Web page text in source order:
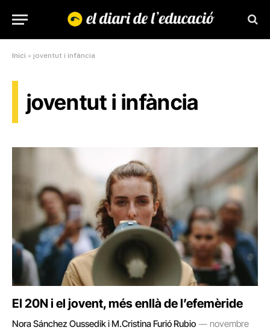
Inici » joventut i infància
joventut i infància
El 20N i el jovent, més enllà de l’efemèride
Nora Sánchez Oussedik i M.Cristina Furió Rubio
novembre